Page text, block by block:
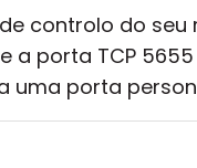
controlo do
a porta TCP
uma porta